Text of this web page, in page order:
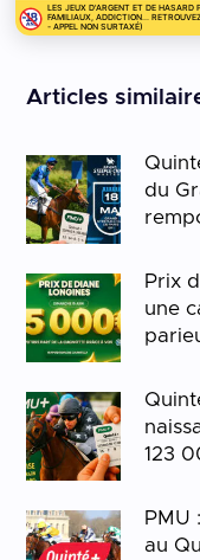
LES JEUX D'ARGENT ET DE HASARD
FAMILIAUX, ADDICTION...
- APPEL NON SURTAXÉ)
Articles
du
Prix
une
123
au